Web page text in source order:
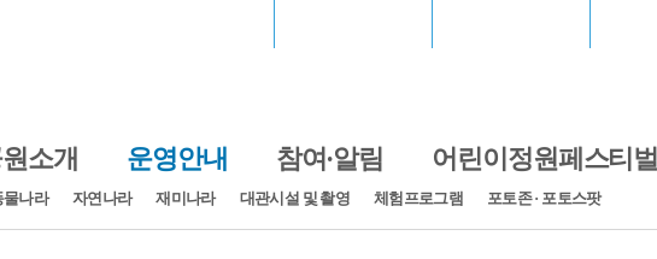
소개 운영안내
물나라 자연나라 재미나라 대관시설 및 촬영 체험프로그램 포토존 · 포토스팟
참여·알림 어린이정원페스티벌